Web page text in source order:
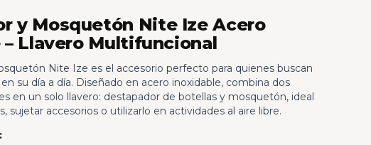
y Mosquetón Nite Ize Acero
– Llavero Multifuncional
Nite Ize es el accesorio perfecto para quienes buscan
su día a día. Diseñado en acero inoxidable, combina dos
en un solo llavero: destapador de botellas y mosquetón, ideal
sujetar accesorios o utilizarlo en actividades al aire libre.